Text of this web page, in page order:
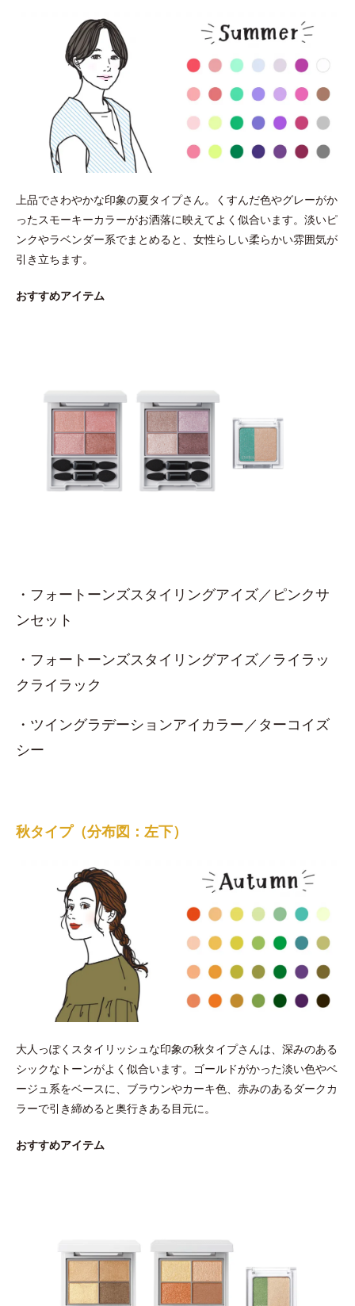
上品でさわやかな印象の夏タイプさん。くすんだ色やグレーがか
ったスモーキーカラーがお洒落に映えてよく似合います。淡いピ
ンクやラベンダー系でまとめると、女性らしい柔らかい雰囲気が
引き立ちます。
おすすめアイテム
・フォートーンズスタイリングアイズ／ピンクサ
ンセット
・フォートーンズスタイリングアイズ／ライラッ
クライラック
・ツイングラデーションアイカラー／ターコイズ
シー
秋タイプ（分布図：左下）
大人っぽくスタイリッシュな印象の秋タイプさんは、深みのある
シックなトーンがよく似合います。ゴールドがかった淡い色やベ
ージュ系をベースに、ブラウンやカーキ色、赤みのあるダークカ
ラーで引き締めると奥行きある目元に。
おすすめアイテム